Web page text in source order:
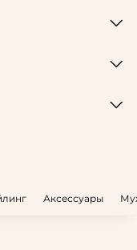
Аксессуары